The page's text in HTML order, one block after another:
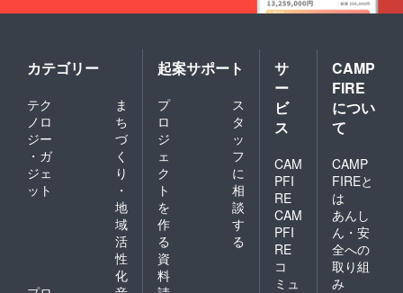
を準備できたつもりです
が、実物を手に取っていた
だくと、光の当たり具合や
角度によってまた違った表
情に見える場合がありま
す。この「青藍」や、同じ
く人気の「鉛灰」などもそ
うなのですが、帆布には、
革の発色とは異なる大きな
特徴があります。それは、
https://solahanpu.com/produ
cts/tenuis-third?from=article
エルバマット革について
https://solahanpu.com/blogs/
all/italian-leather-
comparison?from=article
カテゴリー
テク
ノロ
ジー
・ガ
ジェ
ット
ま
ち
づ
く
り
・
地
域
活
性
化
起案サポート
プ
ロ
ジ
ェ
ク
ト
を
作
る
ス
タ
ッ
フ
に
相
談
す
る
資
料
サ
ー
ビ
ス
CAM
PFI
RE
CAM
PFI
RE
コ
ミュ
CAMP
FIRE
につい
て
CAMP
FIREと
は
あんし
ん・安
全への
取り組
み